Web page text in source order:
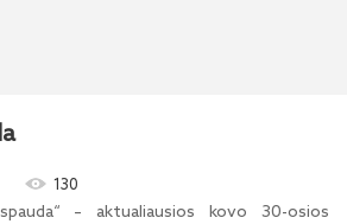
130
– aktualiausios kovo 30-osios